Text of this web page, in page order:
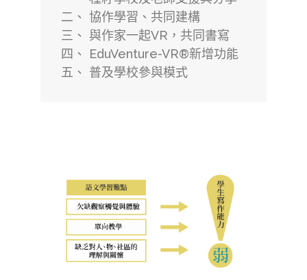
二、 協作學習、共同建構
三、 與作家一起VR，共同書寫
四、 EduVenture-VR®新增功能
五、 普及學校參與模式